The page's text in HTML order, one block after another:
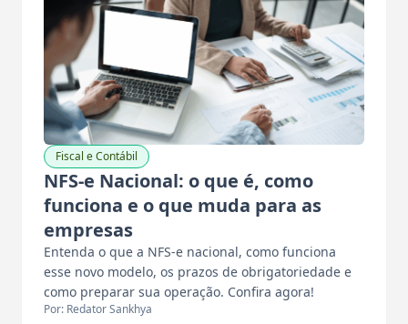
Fiscal e Contábil
NFS-e Nacional: o que é, como
funciona e o que muda para as
empresas
Entenda o que a NFS-e nacional, como funciona
esse novo modelo, os prazos de obrigatoriedade e
como preparar sua operação. Confira agora!
Por: Redator Sankhya